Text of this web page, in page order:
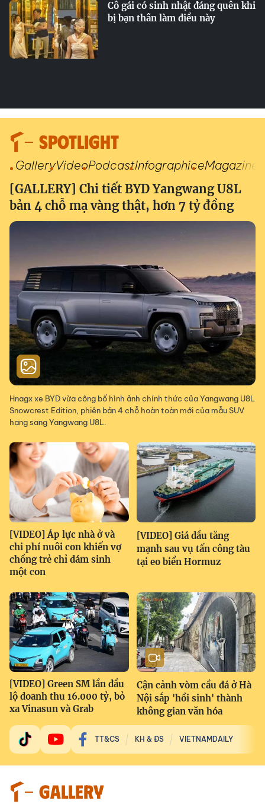
Cô gái có sinh nhật đáng quên khi
bị bạn thân làm điều này
SPOTLIGHT
GalleryVideoPodcastInfographiceMagazine
[GALLERY] Chi tiết BYD Yangwang U8L
bản 4 chỗ mạ vàng thật, hơn 7 tỷ đồng
Hnagx xe BYD vừa công bố hình ảnh chính thức của Yangwang U8L
Snowcrest Edition, phiên bản 4 chỗ hoàn toàn mới của mẫu SUV
hạng sang Yangwang U8L.
[VIDEO] Áp lực nhà ở và
chi phí nuôi con khiến vợ
chồng trẻ chỉ dám sinh
một con
[VIDEO] Giá dầu tăng
mạnh sau vụ tấn công tàu
tại eo biển Hormuz
[VIDEO] Green SM lần đầu
lộ doanh thu 16.000 tỷ, bỏ
xa Vinasun và Grab
Cận cảnh vòm cầu đá ở Hà
Nội sắp 'hồi sinh' thành
không gian văn hóa
TT&CS KH & ĐS VIETNAMDAILY
GALLERY